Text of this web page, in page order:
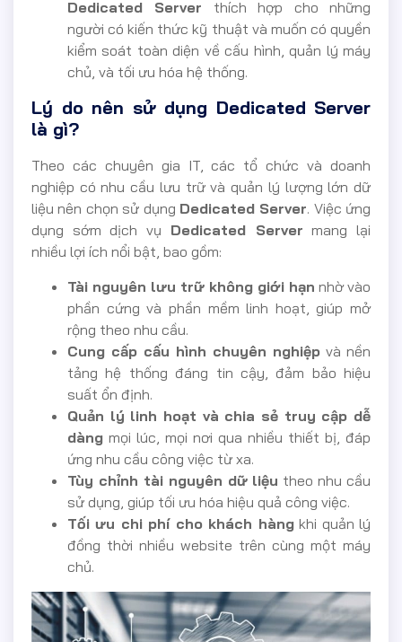
Dedicated Server thích hợp cho những
người có kiến thức kỹ thuật và muốn có quyền
kiểm soát toàn diện về cấu hình, quản lý máy
chủ, và tối ưu hóa hệ thống.
Lý do nên sử dụng Dedicated Server
là gì?
Theo các chuyên gia IT, các tổ chức và doanh
nghiệp có nhu cầu lưu trữ và quản lý lượng lớn dữ
liệu nên chọn sử dụng Dedicated Server. Việc ứng
dụng sớm dịch vụ Dedicated Server mang lại
nhiều lợi ích nổi bật, bao gồm:
Tài nguyên lưu trữ không giới hạn nhờ vào
phần cứng và phần mềm linh hoạt, giúp mở
rộng theo nhu cầu.
Cung cấp cấu hình chuyên nghiệp và nền
tảng hệ thống đáng tin cậy, đảm bảo hiệu
suất ổn định.
Quản lý linh hoạt và chia sẻ truy cập dễ
dàng mọi lúc, mọi nơi qua nhiều thiết bị, đáp
ứng nhu cầu công việc từ xa.
Tùy chỉnh tài nguyên dữ liệu theo nhu cầu
sử dụng, giúp tối ưu hóa hiệu quả công việc.
Tối ưu chi phí cho khách hàngkhi quản lý
đồng thời nhiều website trên cùng một máy
chủ.